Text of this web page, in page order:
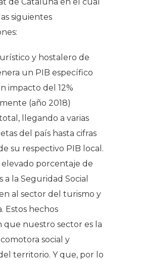
siguientes
y hostalero de
un PIB específico
impacto del 12%
(año 2018)
llegando a varias
del país hasta cifras
su respectivo PIB local.
elevado porcentaje de
a la Seguridad Social
al sector del turismo y
Estos hechos
que nuestro sector es la
social y
territorio. Y que, por lo